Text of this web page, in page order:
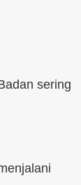
sering